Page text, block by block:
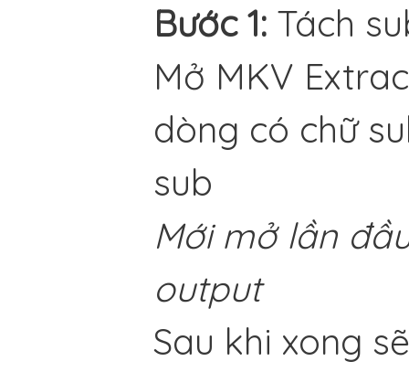
Bước 1: Tách
Mở MKV
dòng có chữ
sub
Mới mở lần
output
Sau khi xong